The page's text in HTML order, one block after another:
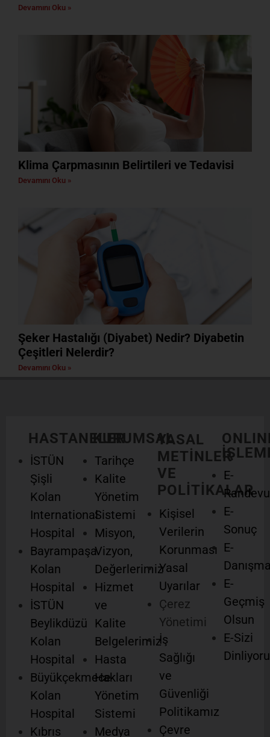
Devamını Oku »
Klima Çarpmasının Belirtileri ve Tedavisi
Devamını Oku »
Şeker Hastalığı (Diyabet) Nedir? Diyabetin
Çeşitleri Nelerdir?
Devamını Oku »
HASTANELER
İSTÜN
Şişli
Kolan
International
Hospital
Bayrampaşa
Kolan
Hospital
İSTÜN
Beylikdüzü
Kolan
Hospital
Büyükçekmece
Kolan
Hospital
Kıbrıs
KURUMSAL
Tarihçe
Kalite
Yönetim
Sistemi
Misyon,
Vizyon,
Değerlerimiz
Hizmet
ve
Kalite
Belgelerimiz
Hasta
Hakları
Yönetim
Sistemi
Medya
YASAL
METİNLER
VE
POLİTİKALAR
Kişisel
Verilerin
Korunması
Yasal
Uyarılar
Çerez
Yönetimi
İş
Sağlığı
ve
Güvenliği
Politikamız
Çevre
E-
Randevu
E-
Sonuç
E-
E-
Geçmiş
Olsun
E-Sizi